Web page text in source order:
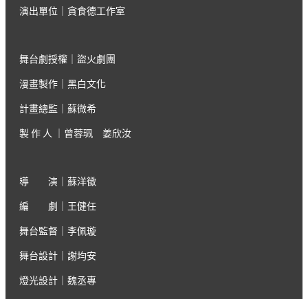
演出單位｜貪食德工作室
舞台劇授權｜盜火劇團
漫畫製作｜黑白文化
計畫總監｜蘇微希
製作人 ｜曾蓉珮 姜欣汝
導 演｜蘇洋徵
編 劇｜王健任
舞台監督｜李佩璇
舞台設計｜謝均安
燈光設計｜魏丞專